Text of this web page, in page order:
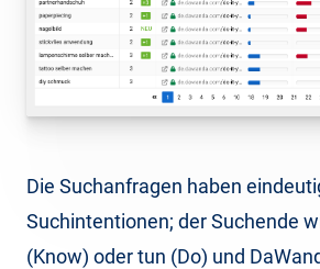
Die Suchanfragen haben
Suchintentionen; der Suchende
(Know) oder tun (Do) und